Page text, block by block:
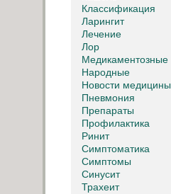
Классификация
Ларингит
Лечение
Лор
Медикаментозные
Народные
Новости медицины
Пневмония
Препараты
Профилактика
Ринит
Симптоматика
Симптомы
Синусит
Трахеит